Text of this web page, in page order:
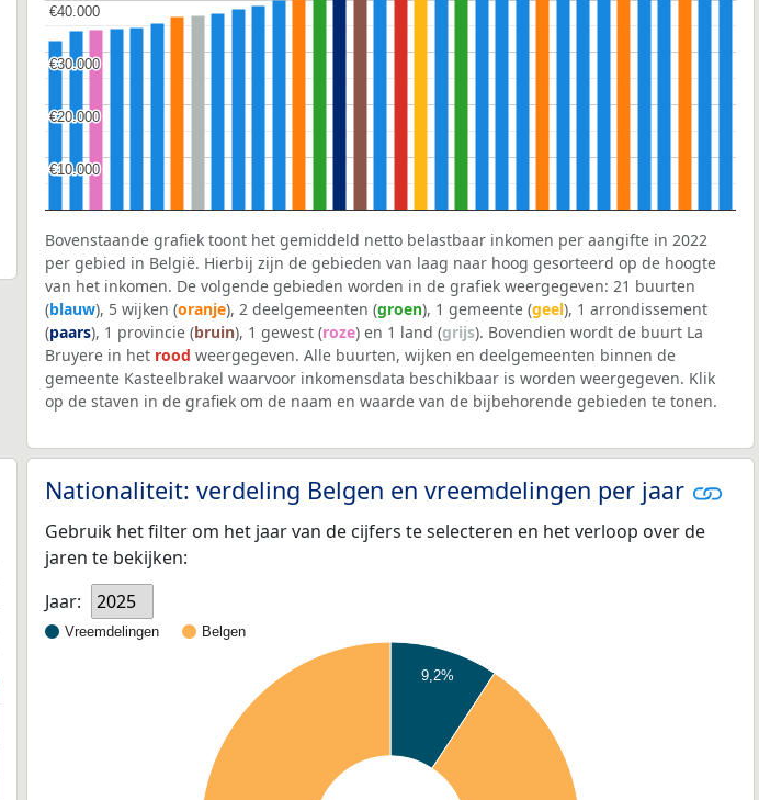
€10.000
€10.000
€20.000
€20.000
€30.000
€30.000
€40.000
€40.000
Bovenstaande grafiek toont het gemiddeld netto belastbaar inkomen per aangifte in 2022
per gebied in België. Hierbij zijn de gebieden van laag naar hoog gesorteerd op de hoogte
van het inkomen. De volgende gebieden worden in de grafiek weergegeven: 21 buurten
(blauw), 5 wijken (oranje), 2 deelgemeenten (groen), 1 gemeente (geel), 1 arrondissement
(paars), 1 provincie (bruin), 1 gewest (roze) en 1 land (grijs). Bovendien wordt de buurt La
Bruyere in het rood weergegeven. Alle buurten, wijken en deelgemeenten binnen de
gemeente Kasteelbrakel waarvoor inkomensdata beschikbaar is worden weergegeven. Klik
op de staven in de grafiek om de naam en waarde van de bijbehorende gebieden te tonen.
Nationaliteit: verdeling Belgen en vreemdelingen per jaar
Gebruik het filter om het jaar van de cijfers te selecteren en het verloop over de
jaren te bekijken:
Jaar:
2025
Vreemdelingen Belgen
9,2%